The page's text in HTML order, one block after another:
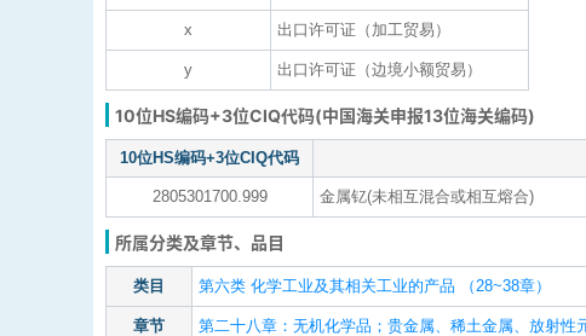
x 出口许可证（加工贸易）
y 出口许可证（边境小额贸易）
10位HS编码+3位CIQ代码(中国海关申报13位海关编码)
10位HS编码+3位CIQ代码
2805301700.999 金属钇(未相互混合或相互熔合)
所属分类及章节、品目
类目 第六类 化学工业及其相关工业的产品 （28~38章）
章节 第二十八章：无机化学品；贵金属、稀土金属、放射性